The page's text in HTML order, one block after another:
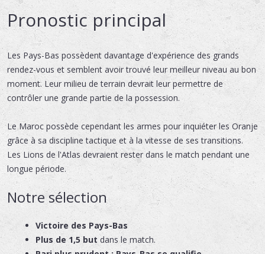
Pronostic principal
Les Pays-Bas possèdent davantage d'expérience des grands
rendez-vous et semblent avoir trouvé leur meilleur niveau au bon
moment. Leur milieu de terrain devrait leur permettre de
contrôler une grande partie de la possession.
Le Maroc possède cependant les armes pour inquiéter les Oranje
grâce à sa discipline tactique et à la vitesse de ses transitions.
Les Lions de l'Atlas devraient rester dans le match pendant une
longue période.
Notre sélection
Victoire des Pays-Bas
Plus de 1,5 but dans le match.